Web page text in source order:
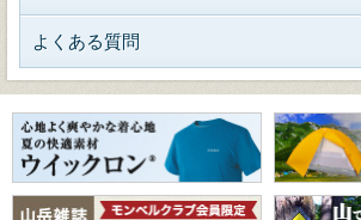
よくある質問